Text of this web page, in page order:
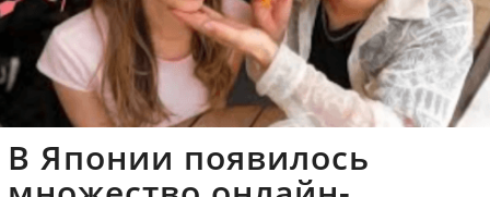
В Японии появилось